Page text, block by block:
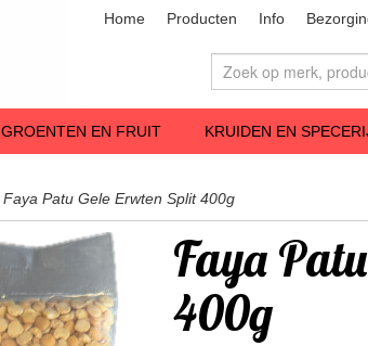
Home Producten Info
GROENTEN EN FRUIT KRUIDEN EN
Faya Patu Gele Erwten Split 400g
Faya
400g